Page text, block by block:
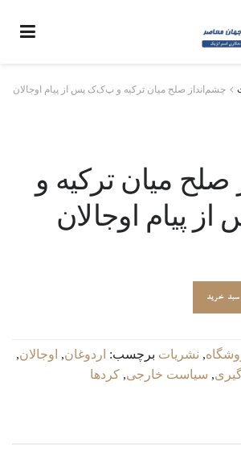
چشم‌انداز صلح میان ترکیه و پ‌ک‌ک پس از پیام اوجالان
میان ترکیه و
پیام اوجالان
سبد خرید
, نشریات برچسب: اردوغان, اوجالان,
, سیاست خارجی, کردها